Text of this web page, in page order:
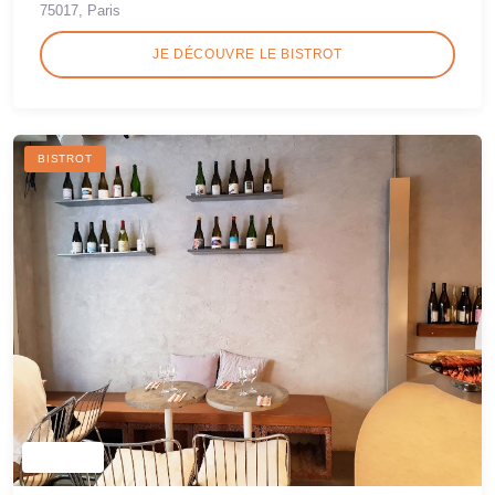
75017, Paris
JE DÉCOUVRE LE BISTROT
BISTROT